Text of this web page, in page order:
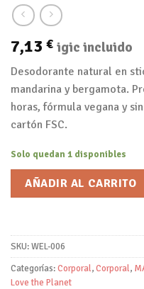
7,13 € igic incluido
Desodorante natural en
mandarina y bergamota.
horas, fórmula vegana y
cartón FSC.
Solo quedan 1 disponibles
AÑADIR AL CARRITO
SKU:WEL-006
Categorías:Corporal,Corporal,
Love the Planet